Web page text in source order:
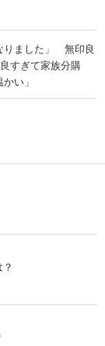
りました」 無印良
すぎて家族分購
い」